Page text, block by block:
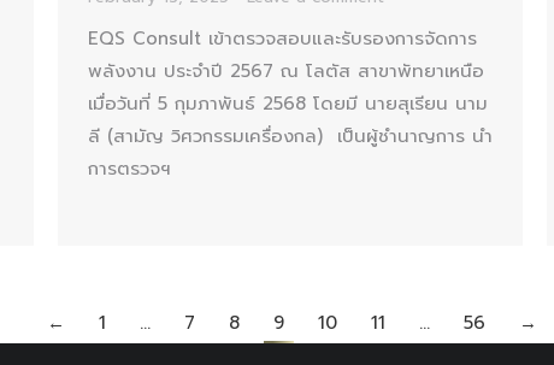
EQS Consult เข้าตรวจสอบและรับรองการจัดการ
พลังงาน ประจำปี 2567 ณ โลตัส สาขาพัทยาเหนือ
เมื่อวันที่ 5 กุมภาพันธ์ 2568 โดยมี นายสุเรียน นาม
ลี (สามัญ วิศวกรรมเครื่องกล) เป็นผู้ชำนาญการ นำ
การตรวจฯ
← 1 … 7 8 9 10 11 … 56 →